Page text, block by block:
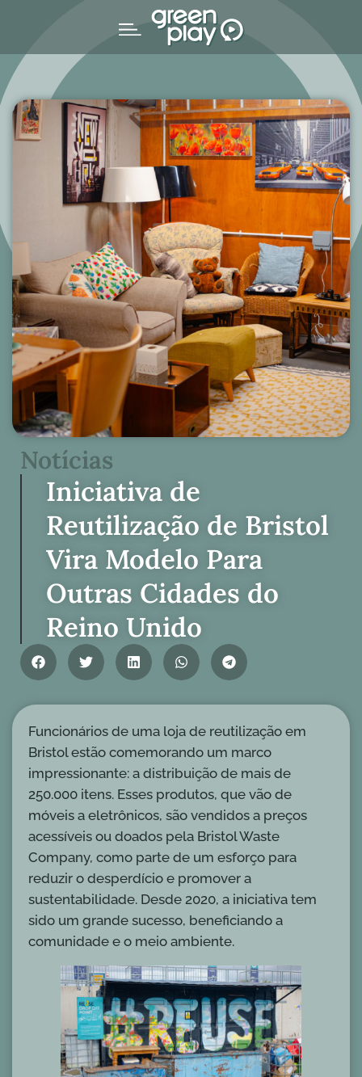
Notícias
Iniciativa de
Reutilização de Bristol
Vira Modelo Para
Outras Cidades do
Reino Unido
Funcionários de uma loja de reutilização em
Bristol estão comemorando um marco
impressionante: a distribuição de mais de
250.000 itens. Esses produtos, que vão de
móveis a eletrônicos, são vendidos a preços
acessíveis ou doados pela Bristol Waste
Company, como parte de um esforço para
reduzir o desperdício e promover a
sustentabilidade. Desde 2020, a iniciativa tem
sido um grande sucesso, beneficiando a
comunidade e o meio ambiente.